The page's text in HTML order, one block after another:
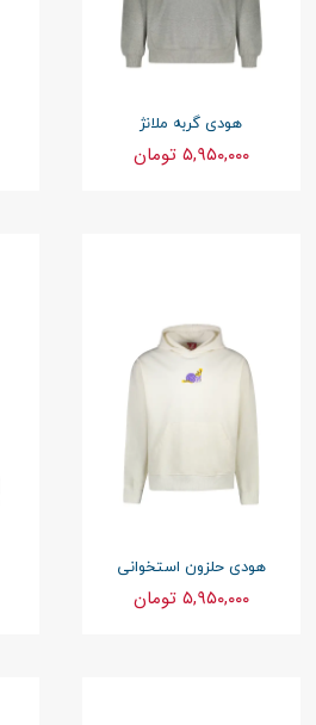
هودی گربه ملانژ
۵,۹۵۰,۰۰۰ تومان
هودی حلزون استخوانی
۵,۹۵۰,۰۰۰ تومان